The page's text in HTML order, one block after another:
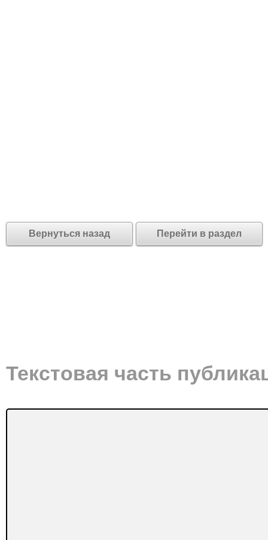
Вернуться назад Перейти в раздел
Текстовая часть